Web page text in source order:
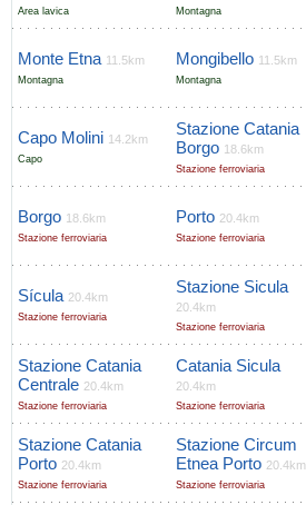
Area lavica Montagna
Monte Etna 11.5km
Montagna
Mongibello 11.5km
Montagna
Capo Molini 14.2km
Capo
Stazione Catania
Borgo 18.6km
Stazione ferroviaria
Borgo 18.6km
Stazione ferroviaria
Porto 20.4km
Stazione ferroviaria
Sícula 20.4km
Stazione ferroviaria
Stazione Sicula
20.4km
Stazione ferroviaria
Stazione Catania
Centrale 20.4km
Stazione ferroviaria
Catania Sicula
20.4km
Stazione ferroviaria
Stazione Catania
Porto 20.4km
Stazione ferroviaria
Stazione Circum
Etnea Porto 20.4km
Stazione ferroviaria